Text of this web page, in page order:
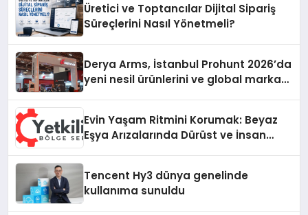
Üretici ve Toptancılar Dijital Sipariş
Süreçlerini Nasıl Yönetmeli?
Derya Arms, İstanbul Prohunt 2026’da
yeni nesil ürünlerini ve global marka
Evin Yaşam Ritmini Korumak: Beyaz
Eşya Arızalarında Dürüst ve İnsan
Tencent Hy3 dünya genelinde
kullanıma sunuldu